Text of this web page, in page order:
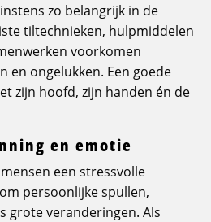
zo belangrijk in de
tiltechnieken, hulpmiddelen
voorkomen
en ongelukken. Een goede
zijn hoofd, zijn handen én de
en emotie
een stressvolle
persoonlijke spullen,
grote veranderingen. Als